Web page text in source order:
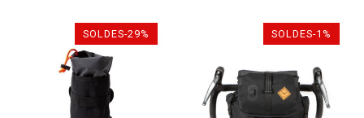
SOLDES-29% SOLDES-1%